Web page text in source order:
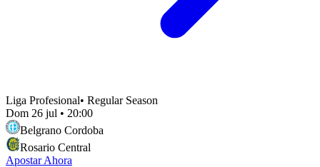
Liga Profesional• Regular Season
Dom 26 jul • 20:00
Belgrano Cordoba
Rosario Central
Apostar Ahora